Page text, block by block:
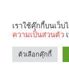
เราใช้คุ๊กกี้บนเว็
ความเป็นส่วนตัว
ตัวเลือกคุ๊กกี้